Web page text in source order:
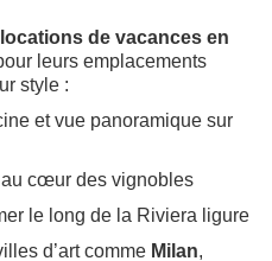
locations de vacances en
leurs emplacements
style :
et vue panoramique sur
cœur des vignobles
le long de la Riviera ligure
d’art comme Milan,